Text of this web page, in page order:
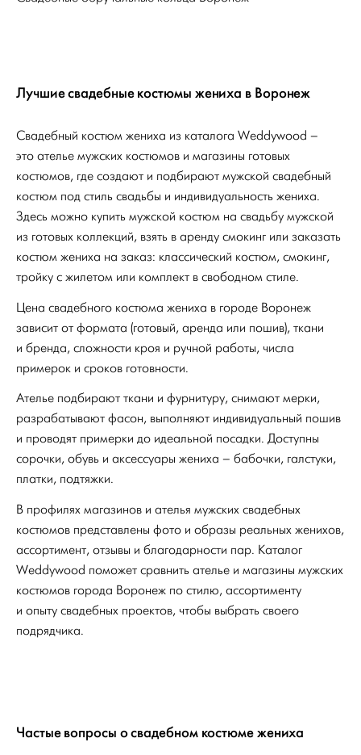
Лучшие свадебные костюмы жениха в Воронеж
Свадебный костюм жениха из каталога Weddywood –
это ателье мужских костюмов и магазины готовых
костюмов, где создают и подбирают мужской свадебный
костюм под стиль свадьбы и индивидуальность жениха.
Здесь можно купить мужской костюм на свадьбу мужской
из готовых коллекций, взять в аренду смокинг или заказать
костюм жениха на заказ: классический костюм, смокинг,
тройку с жилетом или комплект в свободном стиле.
Цена свадебного костюма жениха в городе Воронеж
зависит от формата (готовый, аренда или пошив), ткани
и бренда, сложности кроя и ручной работы, числа
примерок и сроков готовности.
Ателье подбирают ткани и фурнитуру, снимают мерки,
разрабатывают фасон, выполняют индивидуальный пошив
и проводят примерки до идеальной посадки. Доступны
сорочки, обувь и аксессуары жениха – бабочки, галстуки,
платки, подтяжки.
В профилях магазинов и ателья мужских свадебных
костюмов представлены фото и образы реальных женихов,
ассортимент, отзывы и благодарности пар. Каталог
Weddywood поможет сравнить ателье и магазины мужских
костюмов города Воронеж по стилю, ассортименту
и опыту свадебных проектов, чтобы выбрать своего
подрядчика.
Частые вопросы о свадебном костюме жениха